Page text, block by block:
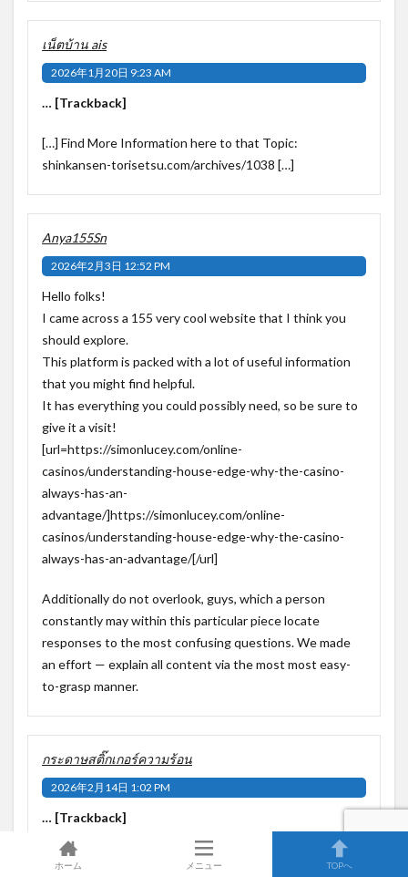
เน็ตบ้าน ais
2026年1月20日 9:23 AM
… [Trackback]
[…] Find More Information here to that Topic:
shinkansen-torisetsu.com/archives/1038 […]
Anya155Sn
2026年2月3日 12:52 PM
Hello folks!
I came across a 155 very cool website that I think you
should explore.
This platform is packed with a lot of useful information
that you might find helpful.
It has everything you could possibly need, so be sure to
give it a visit!
[url=https://simonlucey.com/online-
casinos/understanding-house-edge-why-the-casino-
always-has-an-
advantage/]https://simonlucey.com/online-
casinos/understanding-house-edge-why-the-casino-
always-has-an-advantage/[/url]
Additionally do not overlook, guys, which a person
constantly may within this particular piece locate
responses to the most confusing questions. We made
an effort — explain all content via the most most easy-
to-grasp manner.
กระดาษสติ๊กเกอร์ความร้อน
2026年2月14日 1:02 PM
… [Trackback]
[…] Read More on on that Topic: shinkansen-
ホーム メニュー TOPへ